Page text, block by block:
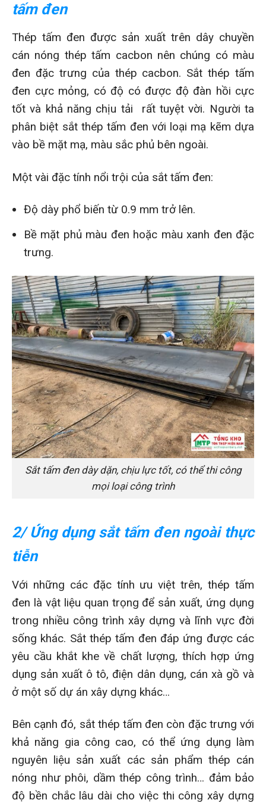
tấm đen
Thép tấm đen được sản xuất trên dây chuyền
cán nóng thép tấm cacbon nên chúng có màu
đen đặc trưng của thép cacbon. Sắt thép tấm
đen cực mỏng, có độ có được độ đàn hồi cực
tốt và khả năng chịu tải rất tuyệt vời. Người ta
phân biệt sắt thép tấm đen với loại mạ kẽm dựa
vào bề mặt mạ, màu sắc phủ bên ngoài.
Một vài đặc tính nổi trội của sắt tấm đen:
Độ dày phổ biến từ 0.9 mm trở lên.
Bề mặt phủ màu đen hoặc màu xanh đen đặc
trưng.
Sắt tấm đen dày dặn, chịu lực tốt, có thể thi công
mọi loại công trình
2/ Ứng dụng sắt tấm đen ngoài thực
tiễn
Với những các đặc tính ưu việt trên, thép tấm
đen là vật liệu quan trọng để sản xuất, ứng dụng
trong nhiều công trình xây dựng và lĩnh vực đời
sống khác. Sắt thép tấm đen đáp ứng được các
yêu cầu khắt khe về chất lượng, thích hợp ứng
dụng sản xuất ô tô, điện dân dụng, cán xà gồ và
ở một số dự án xây dựng khác…
Bên cạnh đó, sắt thép tấm đen còn đặc trưng với
khả năng gia công cao, có thể ứng dụng làm
nguyên liệu sản xuất các sản phẩm thép cán
nóng như phôi, dầm thép công trình… đảm bảo
độ bền chắc lâu dài cho việc thi công xây dựng